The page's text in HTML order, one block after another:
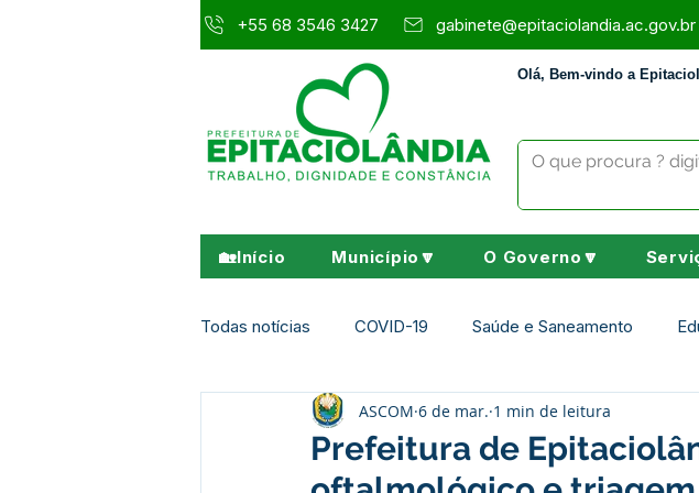
+55 68 3546 3427 gabinete@epitaciolandia.ac.gov.br
Olá, Bem-vindo a
🏡Início Município🔽 O Governo🔽
Todas notícias COVID-19 Saúde e Saneamento
Agricultura e Meio Ambiente Assistência Social
Prefeitura de
ASCOM 6 de mar. 1 min de leitura